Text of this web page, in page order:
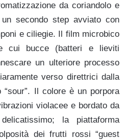
da coriandolo e
secondo step avviato con
e ciliegie. Il film microbico
cui bucce (batteri e lieviti
un ulteriore processo
verso direttrici dalla
Il colore è un porpora
violacee e bordato da
la piattaforma
dei frutti rossi “guest